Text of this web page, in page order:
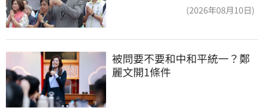
(2026年08月10日)
被問要不要和中和平統一？鄭
麗文開1條件